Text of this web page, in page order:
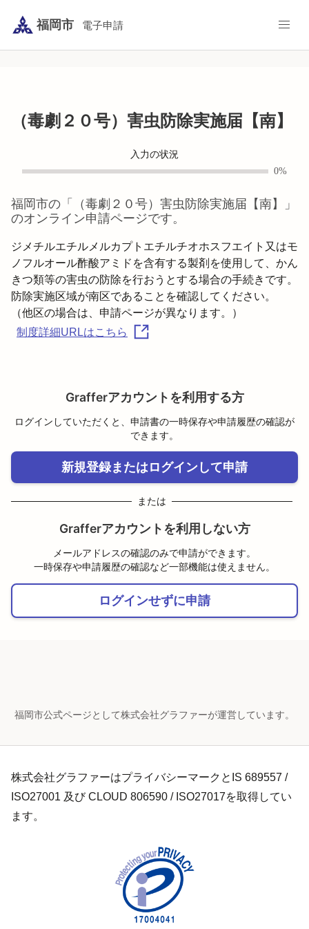
福岡市 電子申請
（毒劇２０号）害虫防除実施届【南】
入力の状況
0%
福岡市の「 （毒劇２０号）害虫防除実施届【南】
」
のオンライン申請ページです。
ジメチルエチルメルカプトエチルチオホスフエイト又はモ
ノフルオール酢酸アミドを含有する製剤を使用して、かん
きつ類等の害虫の防除を行おうとする場合の手続きです。
防除実施区域が南区であることを確認してください。
（他区の場合は、申請ページが異なります。）
制度詳細URLはこちら
Grafferアカウントを利用する方
ログインしていただくと、申請書の一時保存や申請履歴の確認が
できます。
新規登録またはログインして申請
または
Grafferアカウントを利用しない方
メールアドレスの確認のみで申請ができます。
一時保存や申請履歴の確認など一部機能は使えません。
ログインせずに申請
福岡市公式ページとして株式会社グラファーが運営しています。
株式会社グラファーはプライバシーマークとIS 689557 /
ISO27001 及び CLOUD 806590 / ISO27017を取得してい
ます。